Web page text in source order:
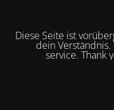
Diese Seite ist
dein
service. Thank